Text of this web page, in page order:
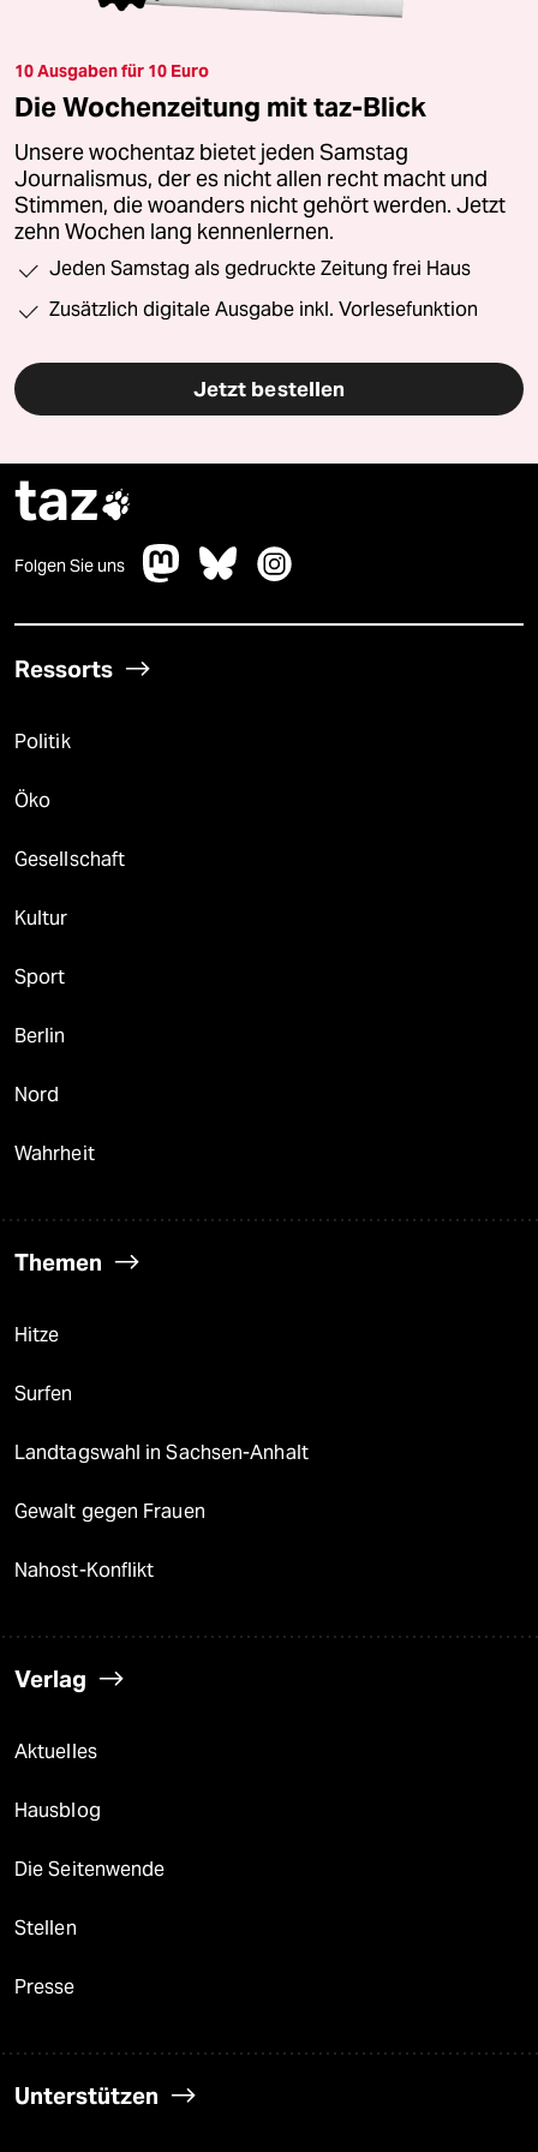
10 Ausgaben für 10 Euro
Die Wochenzeitung mit taz-Blick
Unsere wochentaz bietet jeden Samstag
Journalismus, der es nicht allen recht macht und
Stimmen, die woanders nicht gehört werden. Jetzt
zehn Wochen lang kennenlernen.
Jeden Samstag als gedruckte Zeitung frei Haus
Zusätzlich digitale Ausgabe inkl. Vorlesefunktion
Jetzt bestellen
taz
Folgen Sie uns
Ressorts
Politik
Öko
Gesellschaft
Kultur
Sport
Berlin
Nord
Wahrheit
Themen
Hitze
Surfen
Landtagswahl in Sachsen-Anhalt
Gewalt gegen Frauen
Nahost-Konflikt
Verlag
Aktuelles
Hausblog
Die Seitenwende
Stellen
Presse
Unterstützen